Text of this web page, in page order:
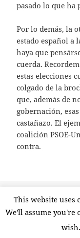
pasado lo que ha
Por lo demás, la
estado español a
haya que
cuerda.
estas elecciones
colgado de la
que, además de
gobernación,
castañazo. El
coalición PSOE-
contra.
el
portugal,sondeos
Funciona gracias a
This website uses
We'll assume you're
wish.